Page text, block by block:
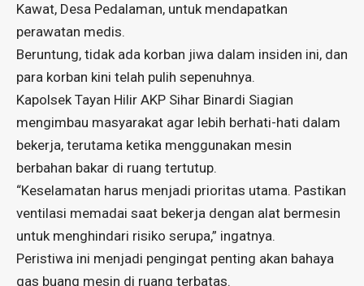
Kawat, Desa Pedalaman, untuk mendapatkan
perawatan medis.
Beruntung, tidak ada korban jiwa dalam insiden ini, dan
para korban kini telah pulih sepenuhnya.
Kapolsek Tayan Hilir AKP Sihar Binardi Siagian
mengimbau masyarakat agar lebih berhati-hati dalam
bekerja, terutama ketika menggunakan mesin
berbahan bakar di ruang tertutup.
“Keselamatan harus menjadi prioritas utama. Pastikan
ventilasi memadai saat bekerja dengan alat bermesin
untuk menghindari risiko serupa,” ingatnya.
Peristiwa ini menjadi pengingat penting akan bahaya
gas buang mesin di ruang terbatas.